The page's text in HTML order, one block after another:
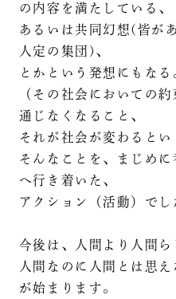
の内容を満たしている、
あるいは共同幻想(皆が
人定の集団)、
とかという発想にもなる
（その社会においての
通じなくなること、
それが社会が変わるとい
そんなことを、まじめ
へ行き着いた、
アクション（活動）でし
今後は、人間より人間ら
人間なのに人間とは思
が始まります。